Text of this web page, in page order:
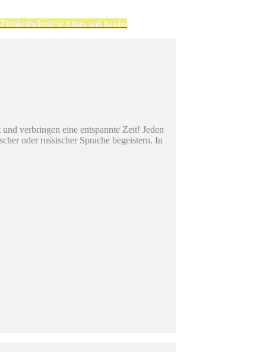
Für Eltern und Kinder
verbringen eine entspannte Zeit! Jeden
oder russischer Sprache begeistern. In